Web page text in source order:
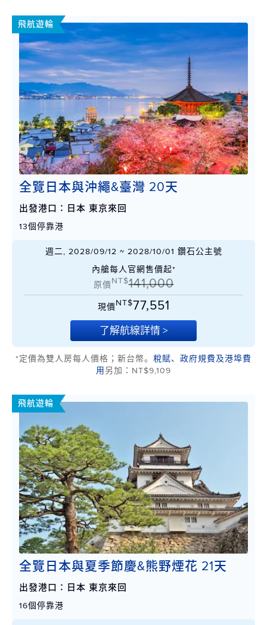
飛航遊輪
全覽日本與沖繩&臺灣 20天
出發港口：日本 東京來回
13個停靠港
週二, 2028/09/12 ~ 2028/10/01 鑽石公主號
內艙每人官網售價起*
原價NT$141,000
現價NT$77,551
了解航線詳情 >
*定價為雙人房每人價格；新台幣。 稅賦、政府規費及港埠費
用 另加：NT$9,109
飛航遊輪
全覽日本與夏季節慶&熊野煙花 21天
出發港口：日本 東京來回
16個停靠港